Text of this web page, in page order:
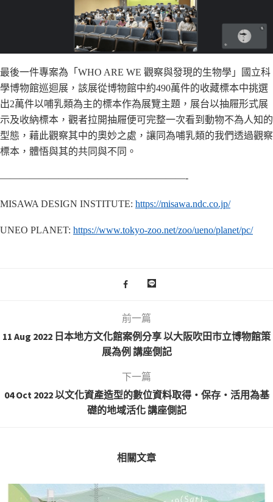
最後一件專案為「WHO ARE WE 觀察與發現的生物學」國立科
學博物館巡迴展，該展從博物館中約490萬件的收藏標本中挑選
出2萬件以哺乳類為主的標本作為展覽主題，展台以抽屜形式展
示及收納標本，觀者拉開抽屜便可完整一次看到動物不為人知的
型態，藉此觀察其中的奧妙之處，讓同為哺乳類的我們透過觀察
標本，體悟與其的共同與不同。
———————————————————-
MISAWA DESIGN INSTITUTE: https://misawa.ndc.co.jp/
UNEO PLANET: https://www.tokyo-zoo.net/zoo/ueno/planet/pc/
前一篇
11 Aug 2022 日本地方文化館案例分享 以大阪吹田市立博物館策
展為例 講座側記
下一篇
04 Oct 2022 以文化資產造型的數位資料取得・保存・活用為基
礎的地域活化 講座側記
相關文章